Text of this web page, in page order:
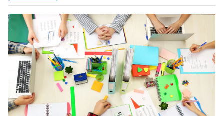
továbbra sem fogadja el megalapozó dokumentumként
önmagában.